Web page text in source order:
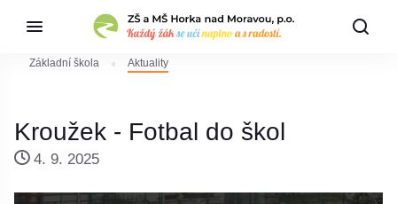
Základní škola Aktuality
Kroužek - Fotbal do škol
4. 9. 2025